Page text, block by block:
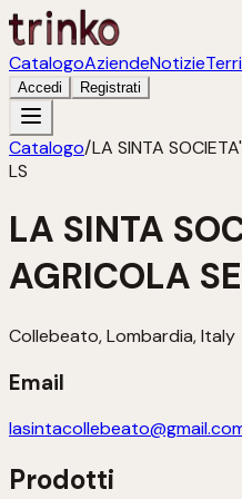
CatalogoAziendeNotizie
Accedi Registrati
Catalogo/LA SINTA
LS
LA SINTA
AGRICOLA
Collebeato, Lombardia, Italy
Email
Prodotti